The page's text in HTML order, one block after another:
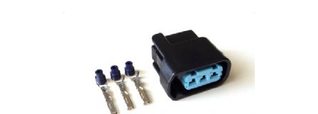
Honda Coil Connector